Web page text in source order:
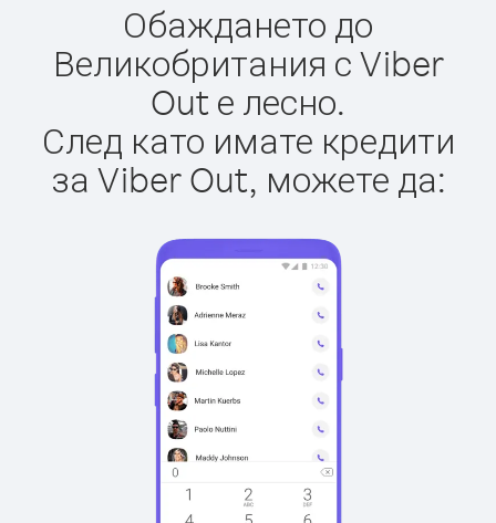
Обаждането до
Великобритания с Viber
Out е лесно.
След като имате кредити
за Viber Out, можете да: